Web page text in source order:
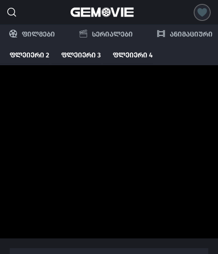
ფილმები სერიალები ანიმაციური
ფლეიერი 2 ფლეიერი 3 ფლეიერი 4